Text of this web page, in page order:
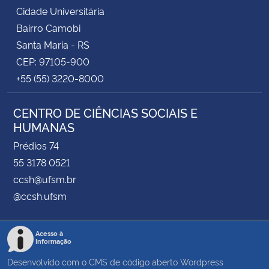
Cidade Universitária
Bairro Camobi
Santa Maria - RS
CEP: 97105-900
+55 (55) 3220-8000
CENTRO DE CIÊNCIAS SOCIAIS E
HUMANAS
Prédios 74
55 3178 0521
ccsh@ufsm.br
@ccsh.ufsm
Acesso à
Informação
Desenvolvido com o CMS de código aberto Wordpress